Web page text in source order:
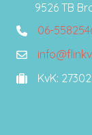
9526 TB
0655825463
06-
27302570
KvK: